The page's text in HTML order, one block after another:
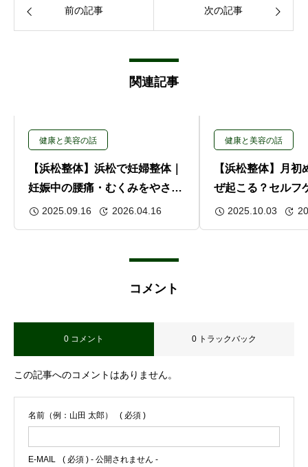
前の記事 次の記事
関連記事
健康と美容の話
【浜松整体】浜松で妊婦整体｜
妊娠中の腰痛・むくみをやさし
くケアするマタニティ整体
2025.09.16 2026.04.16
健康と美容の話
【浜松整体】月初
ぜ起こる？セルフ
ポートで快適スタ
2025.10.03
コメント
0 コメント 0 トラックバック
この記事へのコメントはありません。
名前（例：山田 太郎） ( 必須 )
E-MAIL ( 必須 ) - 公開されません -